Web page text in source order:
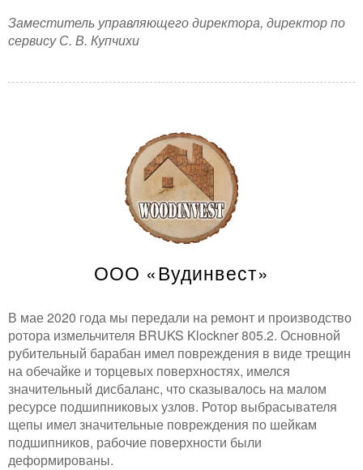
Заместитель управляющего директора, директор по
сервису С. В. Купчихи
ООО «Вудинвест»
В мае 2020 года мы передали на ремонт и производство
ротора измельчителя BRUKS Klockner 805.2. Основной
рубительный барабан имел повреждения в виде трещин
на обечайке и торцевых поверхностях, имелся
значительный дисбаланс, что сказывалось на малом
ресурсе подшипниковых узлов. Ротор выбрасывателя
щепы имел значительные повреждения по шейкам
подшипников, рабочие поверхности были
деформированы.